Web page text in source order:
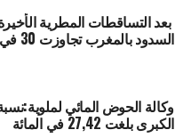
بعد التساقطات المطرية
السدود بالمغرب تجاوزت 30 في المائة
وكالة الحوض المائي
الكبرى بلغت 27,42 في المائة